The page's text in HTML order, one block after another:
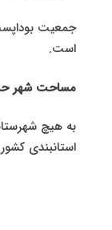
است.
مساحت شهر حدود ۵۲۵ کیلومتر
به هیچ
استانبندی